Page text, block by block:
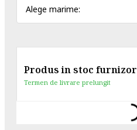
Alege marime:
Produs in stoc furnizor
Termen de livrare prelungit